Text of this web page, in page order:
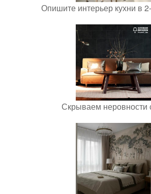
Опишите интерьер кухни в
Скрываем неровности